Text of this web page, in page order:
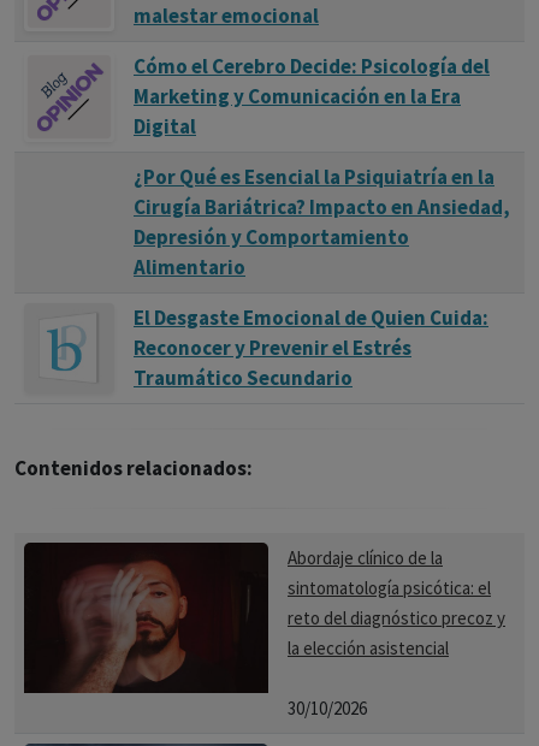
malestar emocional
Cómo el Cerebro Decide: Psicología del
Marketing y Comunicación en la Era
Digital
¿Por Qué es Esencial la Psiquiatría en la
Cirugía Bariátrica? Impacto en Ansiedad,
Depresión y Comportamiento
Alimentario
El Desgaste Emocional de Quien Cuida:
Reconocer y Prevenir el Estrés
Traumático Secundario
Contenidos relacionados:
Abordaje clínico de la
sintomatología psicótica: el
reto del diagnóstico precoz y
la elección asistencial
30/10/2026